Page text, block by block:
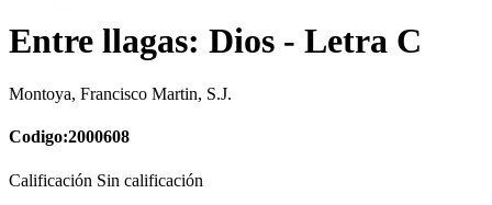
Entre llagas: Dios - Letra C
Montoya, Francisco Martin, S.J.
Codigo:2000608
Calificación Sin calificación